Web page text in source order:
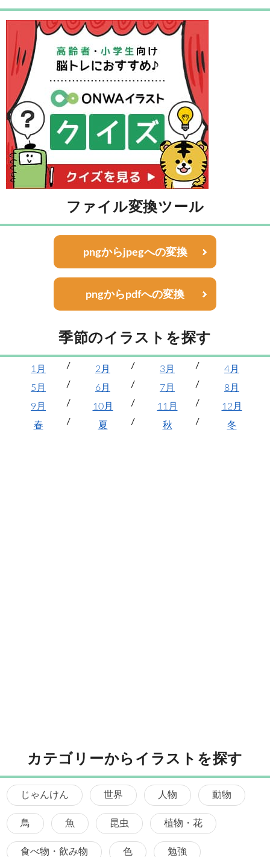
ファイル変換ツール
pngからjpegへの変換
pngからpdfへの変換
季節のイラストを探す
1月 2月 3月
4月
5月
6月 7月
8月
9月
10月 11月
12月
春
夏 秋 冬
カテゴリーからイラストを探す
じゃんけん 世界 人物 動物
鳥 魚 昆虫 植物・花
食べ物・飲み物 色 勉強